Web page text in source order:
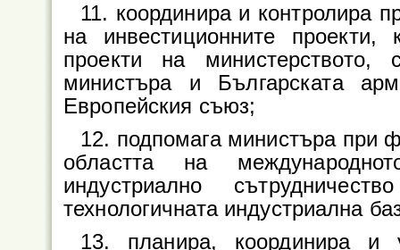
11. координира и контролира
на инвестиционните
проекти на министерството,
министъра и Българската
Европейския съюз;
12. подпомага министъра при
областта на
индустриално
технологичната индустриална
13. планира, координира и